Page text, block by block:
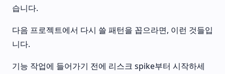
습니다.
다음 프로젝트에서 다시 쓸 패턴을 꼽으라면, 이런 것들입
니다.
기능 작업에 들어가기 전에 리스크 spike부터 시작하세